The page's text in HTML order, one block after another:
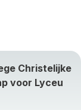
Christelijke
voor Lyceu